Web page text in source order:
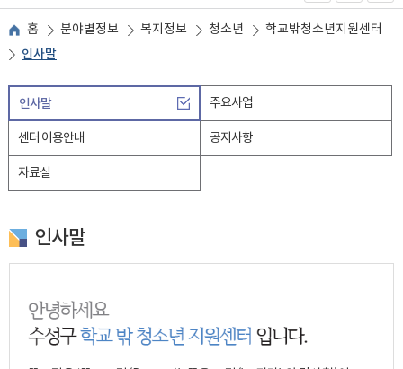
홈 분야별정보 복지정보 청소년 학교밖청소년지원센터
인사말
인사말 주요사업
센터 이용안내 공지사항
자료실
인사말